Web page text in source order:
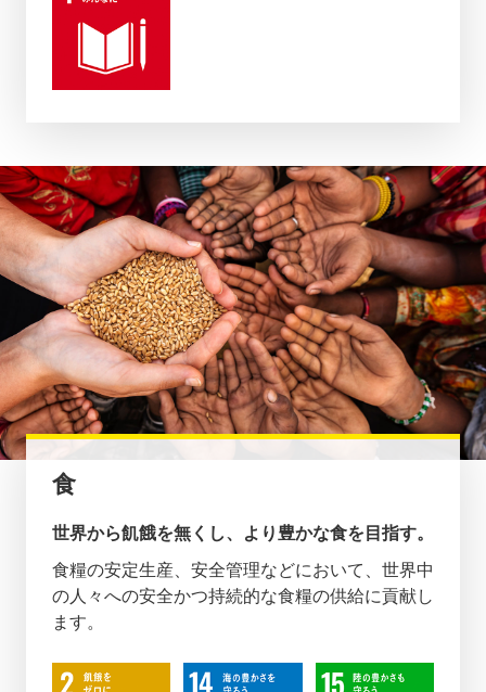
食
世界から飢餓を無くし、より豊かな食を目指す。
食糧の安定生産、安全管理などにおいて、世界中
の人々への安全かつ持続的な食糧の供給に貢献し
ます。